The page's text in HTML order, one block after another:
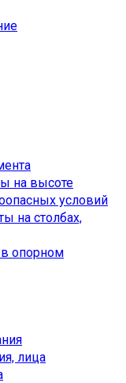
на высоте
условий
на столбах,
опорном
лица